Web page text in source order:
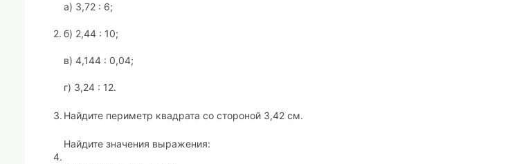
2.
а) 3,72 : 6;
б) 2,44 : 10;
в) 4,144 : 0,04;
г) 3,24 : 12.
3. Найдите периметр квадрата со стороной 3,42 см.
4.
Найдите значения выражения: